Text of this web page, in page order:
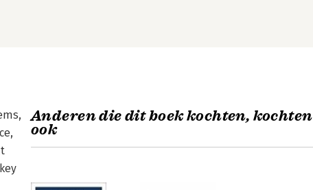
Anderen die dit boek kochten, kochten
ook